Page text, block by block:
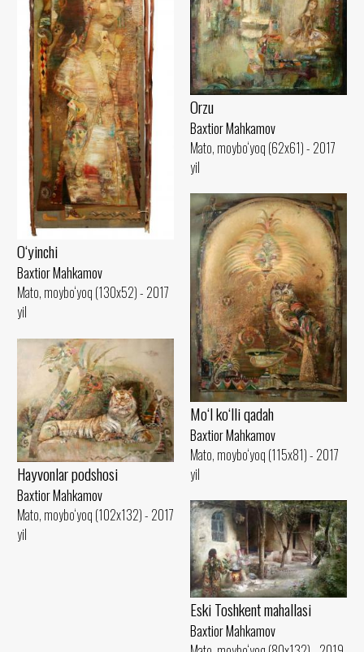
O‘yinchi
Baxtior Mahkamov
Mato, moybo‘yoq (130x52) - 2017
yil
Orzu
Baxtior Mahkamov
Mato, moybo‘yoq (62x61) - 2017
yil
Mo‘l ko‘lli qadah
Baxtior Mahkamov
Mato, moybo‘yoq (115x81) - 2017
yil
Hayvonlar podshosi
Baxtior Mahkamov
Mato, moybo‘yoq (102x132) - 2017
yil
Eski Toshkent mahallasi
Baxtior Mahkamov